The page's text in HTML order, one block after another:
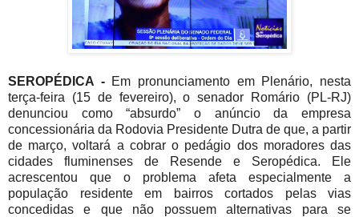
SEROPÉDICA - Em pronunciamento em Plenário, nesta
terça-feira (15 de fevereiro), o senador Romário (PL-RJ)
denunciou como “absurdo” o anúncio da empresa
concessionária da Rodovia Presidente Dutra de que, a partir
de março, voltará a cobrar o pedágio dos moradores das
cidades fluminenses de Resende e Seropédica. Ele
acrescentou que o problema afeta especialmente a
população residente em bairros cortados pelas vias
concedidas e que não possuem alternativas para se